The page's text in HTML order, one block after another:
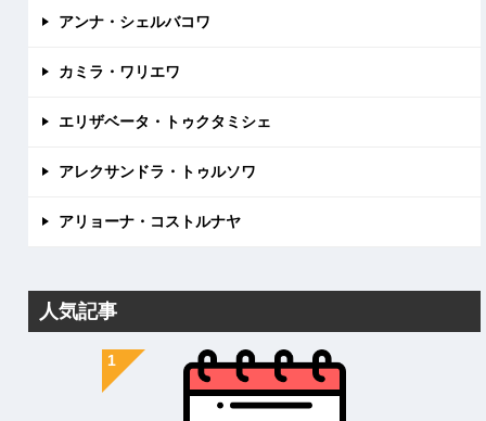
アンナ・シェルバコワ
カミラ・ワリエワ
エリザベータ・トゥクタミシェ
アレクサンドラ・トゥルソワ
アリョーナ・コストルナヤ
人気記事